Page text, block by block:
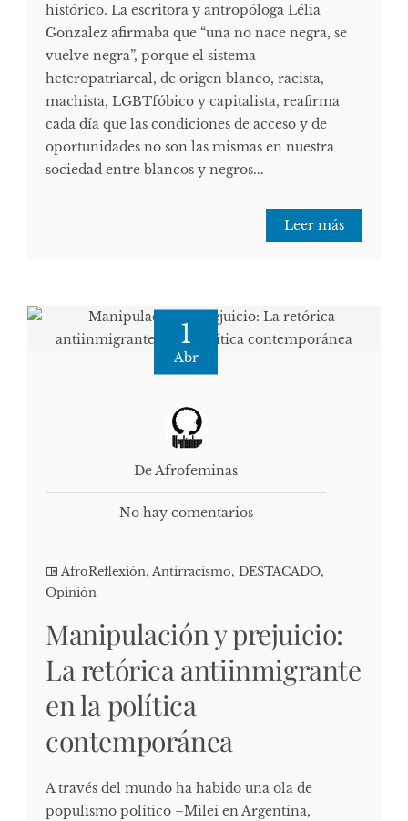
histórico. La escritora y antropóloga Lélia
Gonzalez afirmaba que “una no nace negra, se
vuelve negra”, porque el sistema
heteropatriarcal, de origen blanco, racista,
machista, LGBTfóbico y capitalista, reafirma
cada día que las condiciones de acceso y de
oportunidades no son las mismas en nuestra
sociedad entre blancos y negros...
Leer más
1
Abr
De Afrofeminas
No hay comentarios
AfroReflexión, Antirracismo, DESTACADO,
Opinión
Manipulación y prejuicio:
La retórica antiinmigrante
en la política
contemporánea
A través del mundo ha habido una ola de
populismo político –Milei en Argentina,